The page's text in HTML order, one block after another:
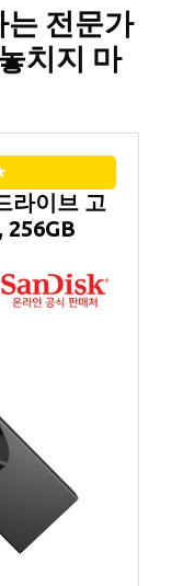
는 전문가
치지 마
라이브 고
256GB